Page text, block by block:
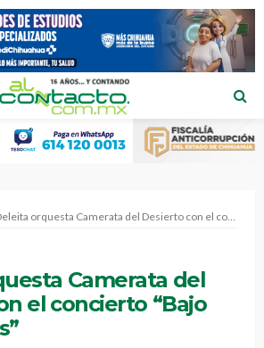
orquesta Camerata del Desierto con el concierto “Bajo las Estrellas”
Camerata del
el concierto “Bajo